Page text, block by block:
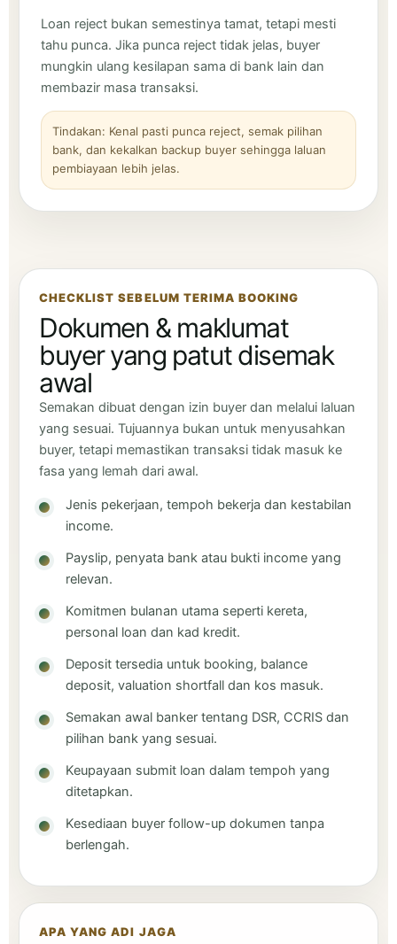
Loan reject bukan semestinya tamat, tetapi mesti
tahu punca. Jika punca reject tidak jelas, buyer
mungkin ulang kesilapan sama di bank lain dan
membazir masa transaksi.
Tindakan: Kenal pasti punca reject, semak pilihan
bank, dan kekalkan backup buyer sehingga laluan
pembiayaan lebih jelas.
CHECKLIST SEBELUM TERIMA BOOKING
Dokumen & maklumat
buyer yang patut disemak
awal
Semakan dibuat dengan izin buyer dan melalui laluan
yang sesuai. Tujuannya bukan untuk menyusahkan
buyer, tetapi memastikan transaksi tidak masuk ke
fasa yang lemah dari awal.
Jenis pekerjaan, tempoh bekerja dan kestabilan
income.
Payslip, penyata bank atau bukti income yang
relevan.
Komitmen bulanan utama seperti kereta,
personal loan dan kad kredit.
Deposit tersedia untuk booking, balance
deposit, valuation shortfall dan kos masuk.
Semakan awal banker tentang DSR, CCRIS dan
pilihan bank yang sesuai.
Keupayaan submit loan dalam tempoh yang
ditetapkan.
Kesediaan buyer follow-up dokumen tanpa
berlengah.
APA YANG ADI JAGA